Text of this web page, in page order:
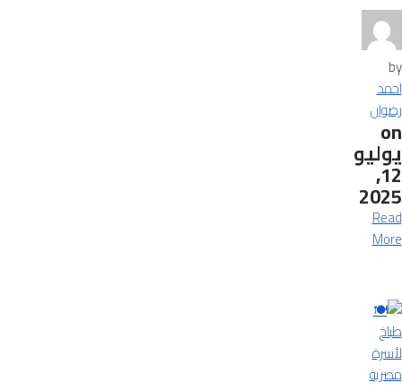
by
احمد
رضوان
on
يوليو
12,
2025
Read
More